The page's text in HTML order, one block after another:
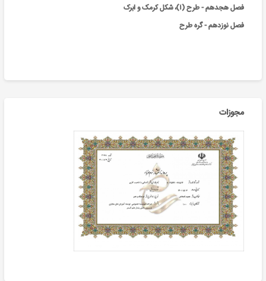
فصل هجدهم - طرح (آ)، شکل کرمک و ابرک
فصل نوزدهم - گره طرح
مجوزات